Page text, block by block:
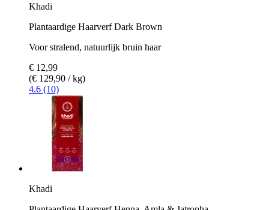
Khadi
Plantaardige Haarverf Dark Brown
Voor stralend, natuurlijk bruin haar
€ 12,99
(€ 129,90 / kg)
4.6 (10)
Khadi